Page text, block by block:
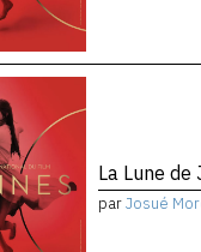
La Lune de
parJosué